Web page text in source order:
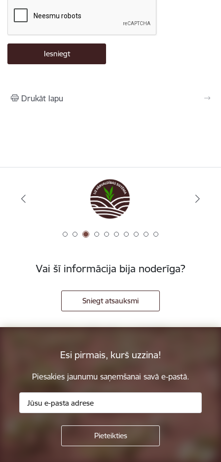
Drukāt lapu
Vai šī informācija bija noderīga?
Sniegt atsauksmi
Esi pirmais, kurš uzzina!
Piesakies jaunumu saņemšanai savā e-pastā.